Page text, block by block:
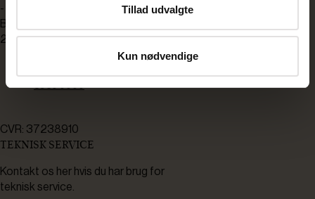
Tillad udvalgte
Kun nødvendige
-
Bådehavnsgade 2C
2450 København SV
8930 0000
CVR: 37238910
TEKNISK SERVICE
Kontakt os her hvis du har brug for
teknisk service.